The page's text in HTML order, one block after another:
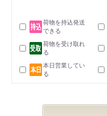
荷物を持込発送
できる
荷物を受け取れ
る
本日営業してい
る